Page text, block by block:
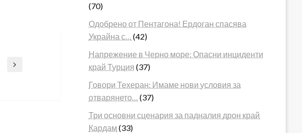
(70)
Одобрено от Пентагона! Ердоган спасява
Украйна с…
(42)
Напрежение в Черно море: Опасни инциденти
край Турция (37)
Говори Техеран: Имаме нови условия за
отварянето…
(37)
Три основни сценария за падналия дрон край
Кардам (33)